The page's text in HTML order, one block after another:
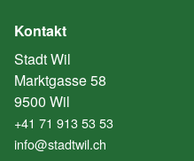
Kontakt
Stadt Wil
Marktgasse 58
9500 Wil
+41 71 913 53 53
info@stadtwil.ch